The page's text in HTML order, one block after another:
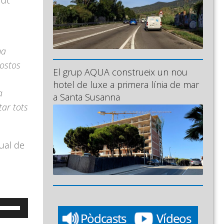
tots
de
El grup AQUA construeix un nou
hotel de luxe a primera línia de mar
a Santa Susanna